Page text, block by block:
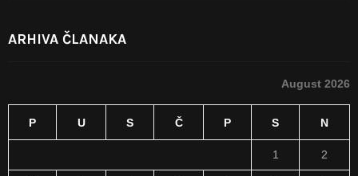
ARHIVA ČLANAKA
August 2026
P U S Č P S N
1 2